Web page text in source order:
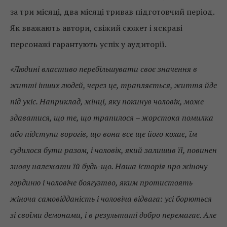
за три місяці, два місяці тривав підготовчий період.
Як вважають автори, свіжий сюжет і яскраві
персонажі гарантують успіх у аудиторії.
«Людині властиво перебільшувати своє значення в
житті інших людей, через це, трапляється, життя йде
під укіс. Наприклад, жінці, яку покинув чоловік, може
здаватися, що те, що трапилося – жорстока помилка
або підступи ворогів, що вона все ще його кохає, їм
судилося бути разом, і чоловік, який залишив її, повинен
знову належати їй будь-що. Наша історія про жіночу
гординю і чоловіче боягузтво, яким протистоять
жіноча самовідданість і чоловіча відвага: усі борються
зі своїми демонами, і в результаті добро перемагає. Але